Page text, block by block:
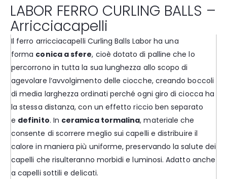
LABOR FERRO CURLING BALLS –
Arricciacapelli
Il ferro arricciacapelli Curling Balls Labor ha una
forma conica a sfere, cioè dotato di palline che lo
percorrono in tutta la sua lunghezza allo scopo di
agevolare l’avvolgimento delle ciocche, creando boccoli
di media larghezza ordinati perché ogni giro di ciocca ha
la stessa distanza, con un effetto riccio ben separato
e definito. In ceramica tormalina, materiale che
consente di scorrere meglio sui capelli e distribuire il
calore in maniera più uniforme, preservando la salute dei
capelli che risulteranno morbidi e luminosi. Adatto anche
a capelli sottili e delicati.